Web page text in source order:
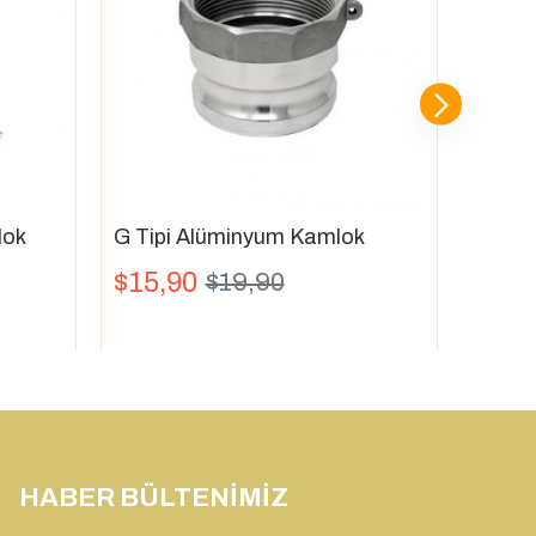
G Tipi Alüminyum Kamlok
$15,90 $19,90
HABER BÜLTENIMIZ